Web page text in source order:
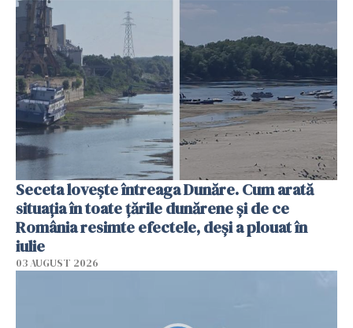
Seceta lovește întreaga Dunăre. Cum arată
situația în toate țările dunărene și de ce
România resimte efectele, deși a plouat în
iulie
03 AUGUST 2026